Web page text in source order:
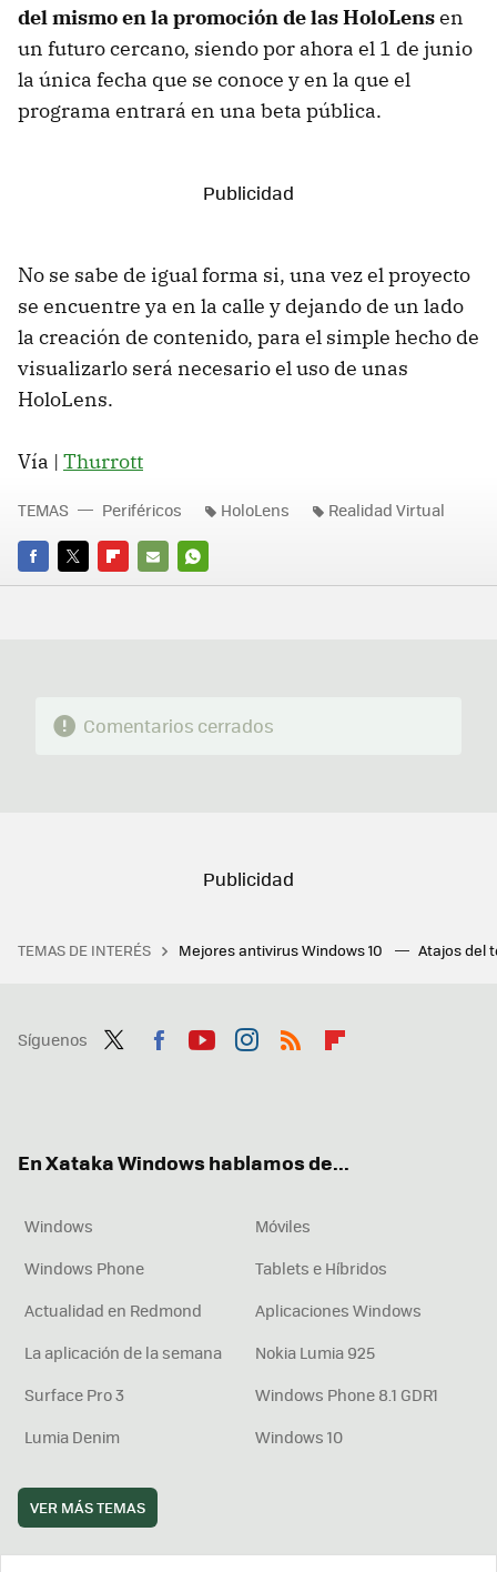
del mismo en la promoción de las HoloLensen
un futuro cercano, siendo por ahora el 1 de junio
la única fecha que se conoce y en la que el
programa entrará en una beta pública.
No se sabe de igual forma si, una vez el proyecto
se encuentre ya en la calle y dejando de un lado
la creación de contenido, para el simple hecho de
visualizarlo será necesario el uso de unas
HoloLens.
Vía | Thurrott
FACEBOOK
TWITTERFLIPBOARD
E-
WHATSAPP
TEMAS Periféricos HoloLens Realidad Virtual
Comentarios cerrados
TEMAS DE INTERÉS Mejores antivirus Windows 10 Atajos del
Síguenos
En Xataka Windows hablamos de...
Windows
Móviles
Windows Phone
Tablets e Híbridos
Actualidad en Redmond
Aplicaciones Windows
La aplicación de la semana
Nokia Lumia 925
Surface Pro 3
Windows Phone 8.1 GDR1
Lumia Denim
Windows 10
VER MÁS TEMAS